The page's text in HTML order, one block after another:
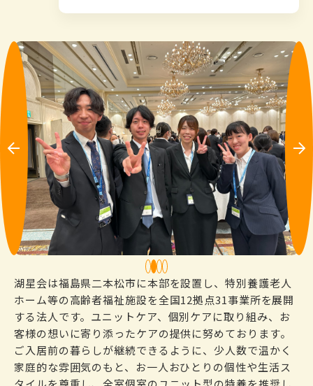
vio
Ne
xt
1 234
湖星会は福島県二本松市に本部を設置し、特別養護老人
ホーム等の高齢者福祉施設を全国12拠点31事業所を展開
する法人です。ユニットケア、個別ケアに取り組み、お
客様の想いに寄り添ったケアの提供に努めております。
ご入居前の暮らしが継続できるように、少人数で温かく
家庭的な雰囲気のもと、お一人おひとりの個性や生活ス